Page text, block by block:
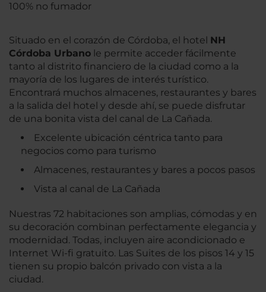
100% no fumador
Situado en el corazón de Córdoba, el hotel NH
Córdoba Urbano le permite acceder fácilmente
tanto al distrito financiero de la ciudad como a la
mayoría de los lugares de interés turístico.
Encontrará muchos almacenes, restaurantes y bares
a la salida del hotel y desde ahí, se puede disfrutar
de una bonita vista del canal de La Cañada.
Excelente ubicación céntrica tanto para
negocios como para turismo
Almacenes, restaurantes y bares a pocos pasos
Vista al canal de La Cañada
Nuestras 72 habitaciones son amplias, cómodas y en
su decoración combinan perfectamente elegancia y
modernidad. Todas, incluyen aire acondicionado e
Internet Wi-fi gratuito. Las Suites de los pisos 14 y 15
tienen su propio balcón privado con vista a la
ciudad.